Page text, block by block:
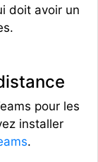
doit avoir un
pour les
installer
.